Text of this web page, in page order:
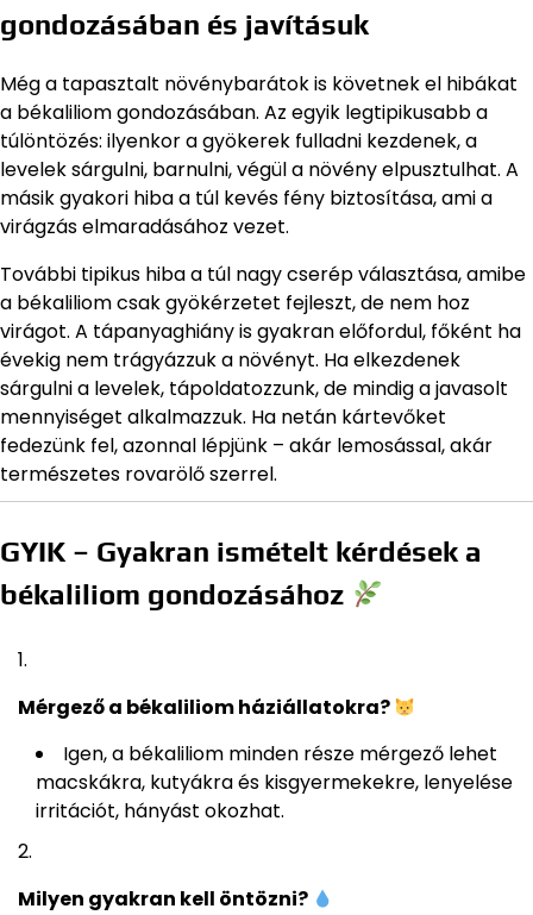
gondozásában és javításuk
Még a tapasztalt növénybarátok is követnek el hibákat
a békaliliom gondozásában. Az egyik legtipikusabb a
túlöntözés: ilyenkor a gyökerek fulladni kezdenek, a
levelek sárgulni, barnulni, végül a növény elpusztulhat. A
másik gyakori hiba a túl kevés fény biztosítása, ami a
virágzás elmaradásához vezet.
További tipikus hiba a túl nagy cserép választása, amibe
a békaliliom csak gyökérzetet fejleszt, de nem hoz
virágot. A tápanyaghiány is gyakran előfordul, főként ha
évekig nem trágyázzuk a növényt. Ha elkezdenek
sárgulni a levelek, tápoldatozzunk, de mindig a javasolt
mennyiséget alkalmazzuk. Ha netán kártevőket
fedezünk fel, azonnal lépjünk – akár lemosással, akár
természetes rovarölő szerrel.
GYIK – Gyakran ismételt kérdések a
békaliliom gondozásához
Mérgező a békaliliom háziállatokra?
Igen, a békaliliom minden része mérgező lehet
macskákra, kutyákra és kisgyermekekre, lenyelése
irritációt, hányást okozhat.
Milyen gyakran kell öntözni?